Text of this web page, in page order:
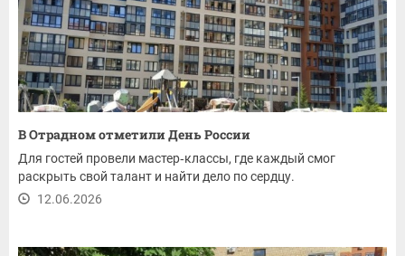
В Отрадном отметили День России
Для гостей провели мастер‑классы, где каждый смог
раскрыть свой талант и найти дело по сердцу.
12.06.2026